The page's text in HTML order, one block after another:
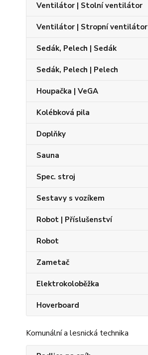
Ventilátor | Stolní ventilátor
Ventilátor | Stropní ventilátor
Sedák, Pelech | Sedák
Sedák, Pelech | Pelech
Houpačka | VeGA
Kolébková pila
Doplňky
Sauna
Spec. stroj
Sestavy s vozíkem
Robot | Příslušenství
Robot
Zametač
Elektrokoloběžka
Hoverboard
Komunální a lesnická technika